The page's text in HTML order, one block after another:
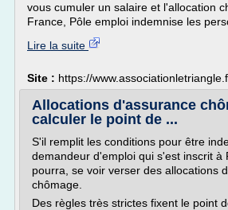
vous cumuler un salaire et l'allocation
France, Pôle emploi indemnise les
Lire la suite
Site : https://
Allocations d'assurance
calculer le point de ...
S'il remplit les conditions pour être
demandeur d'emploi qui s'est inscrit à
pourra, se voir verser des allocations
chômage.
Des règles très strictes fixent le point